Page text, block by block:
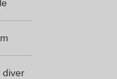
diver